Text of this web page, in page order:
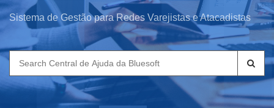
Sistema de Gestão para Redes Varejistas e Atacadistas
Search
for: